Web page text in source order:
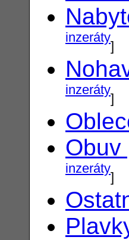
inzeráty]
inzeráty]
Obuv
inzeráty]